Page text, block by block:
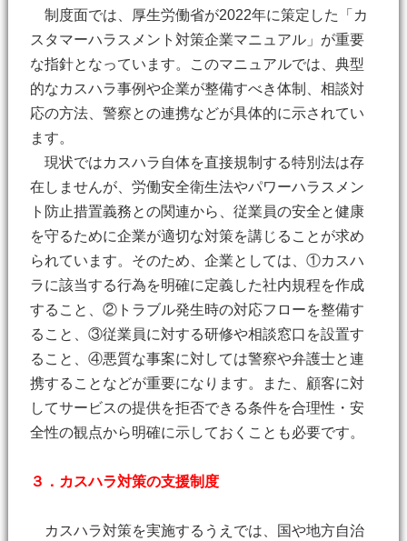
制度面では、厚生労働省が2022年に策定した「カ
スタマーハラスメント対策企業マニュアル」が重要
な指針となっています。このマニュアルでは、典型
的なカスハラ事例や企業が整備すべき体制、相談対
応の方法、警察との連携などが具体的に示されてい
ます。
現状ではカスハラ自体を直接規制する特別法は存
在しませんが、労働安全衛生法やパワーハラスメン
ト防止措置義務との関連から、従業員の安全と健康
を守るために企業が適切な対策を講じることが求め
られています。そのため、企業としては、①カスハ
ラに該当する行為を明確に定義した社内規程を作成
すること、②トラブル発生時の対応フローを整備す
ること、③従業員に対する研修や相談窓口を設置す
ること、④悪質な事案に対しては警察や弁護士と連
携することなどが重要になります。また、顧客に対
してサービスの提供を拒否できる条件を合理性・安
全性の観点から明確に示しておくことも必要です。
３．カスハラ対策の支援制度
カスハラ対策を実施するうえでは、国や地方自治